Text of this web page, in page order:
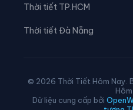
Thời tiết TP.HCM
Thời tiết Đà Nẵng
© 2026 Thời Tiết Hôm Nay.
Dữ liệu cung cấp bởi